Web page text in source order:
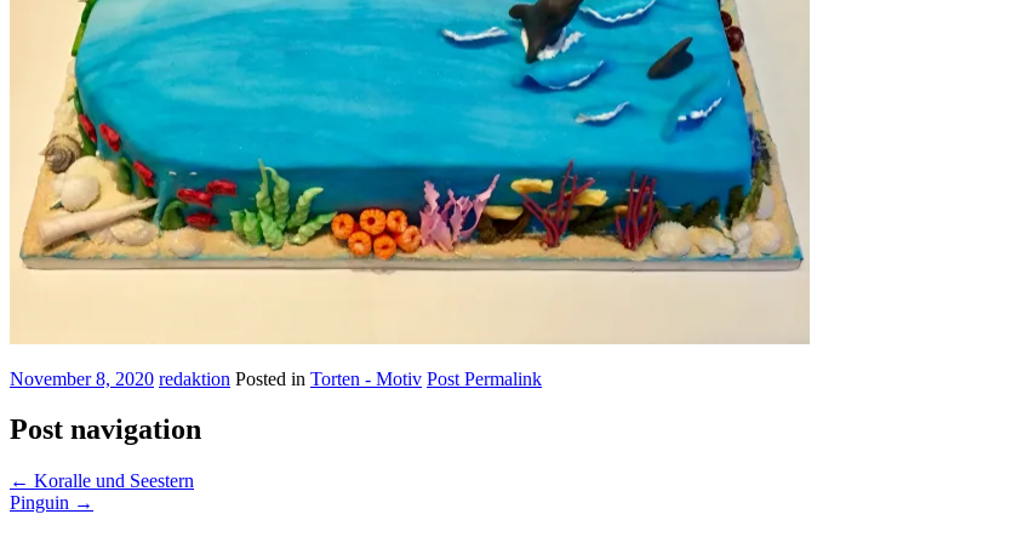
November 8, 2020 redaktion Posted in Torten - Motiv Post Permalink
Post navigation
← Koralle und Seestern
Pinguin →